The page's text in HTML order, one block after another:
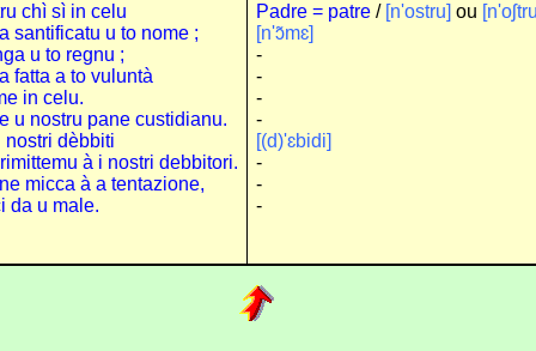
chì sì in celu
santificatu u to nome ;
u to regnu ;
fatta a to vuluntà
in celu.
u nostru pane custidianu.
nostri dèbbiti
à i nostri debbitori.
micca à a tentazione,
da u male.
Padre = patre/ [n'ostru] ou
[n'ɔ̃mɛ]
-
-
-
-
[(d)'ɛbidi]
-
-
-